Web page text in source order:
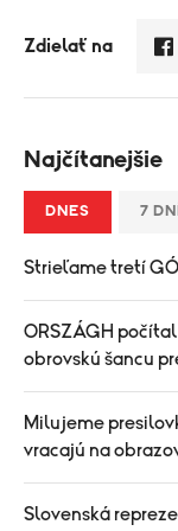
Zdielať na
Najčítanejšie
DNES 7 DNÍ
Strieľame tretí
ORSZÁGH
obrovskú šancu
Milujeme
vracajú na
Slovenská